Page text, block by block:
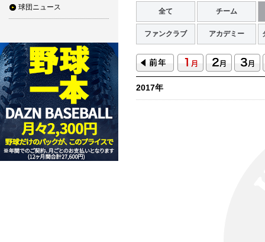
球団ニュース 全て チーム
ファンクラブ アカデミー
2017年